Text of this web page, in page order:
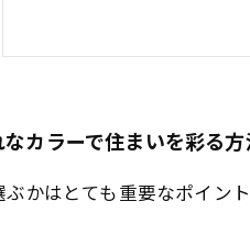
カラーで住まいを彩る方
かはとても重要なポイン